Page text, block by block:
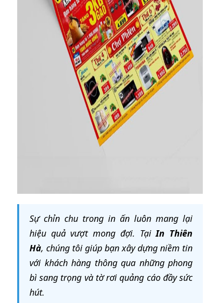
Sự chỉn chu trong in ấn luôn mang lại
hiệu quả vượt mong đợi. TạiIn Thiên
Hà, chúng tôi giúp bạn xây dựng niềm tin
với khách hàng thông qua những phong
bì sang trọng và tờ rơi quảng cáo đầy sức
hút.